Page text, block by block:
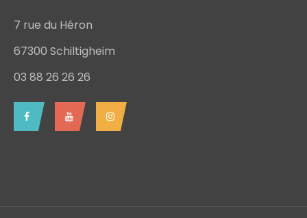
7 rue du Héron
67300 Schiltigheim
03 88 26 26 26